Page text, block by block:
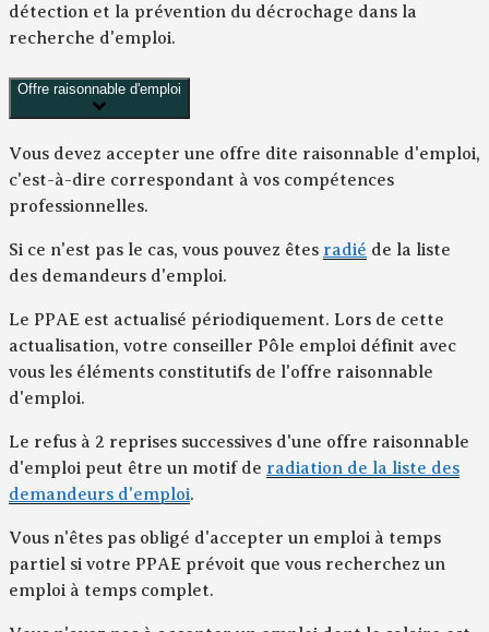
détection et la prévention du décrochage dans la
recherche d'emploi.
Offre raisonnable d'emploi
Vous devez accepter une offre dite raisonnable d'emploi,
c'est-à-dire correspondant à vos compétences
professionnelles.
Si ce n'est pas le cas, vous pouvez êtes radié de la liste
des demandeurs d'emploi.
Le PPAE est actualisé périodiquement. Lors de cette
actualisation, votre conseiller Pôle emploi définit avec
vous les éléments constitutifs de l'offre raisonnable
d'emploi.
Le refus à 2 reprises successives d'une offre raisonnable
d'emploi peut être un motif de radiation de la liste des
demandeurs d'emploi.
Vous n'êtes pas obligé d'accepter un emploi à temps
partiel si votre PPAE prévoit que vous recherchez un
emploi à temps complet.